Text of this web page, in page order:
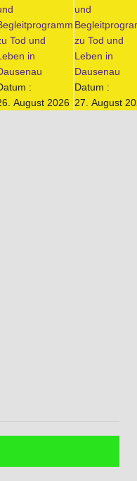
Tod und
in
:
August 2026
und
zu Tod und
Leben in
Dausenau
Datum :
27. August